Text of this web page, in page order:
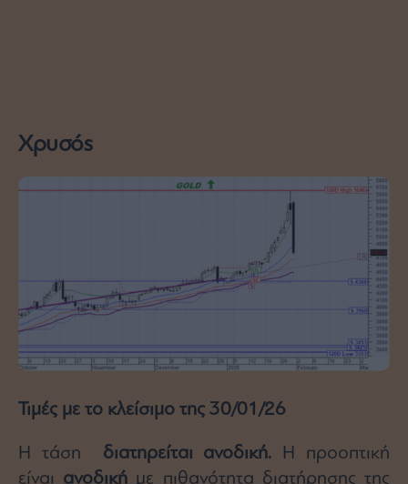
Χρυσόs
Τιμές με το κλείσιμο της 30/01/26
Η τάση διατηρείται ανοδική.
Η προοπτική
είναι ανοδική με πιθανότητα διατήρησης της